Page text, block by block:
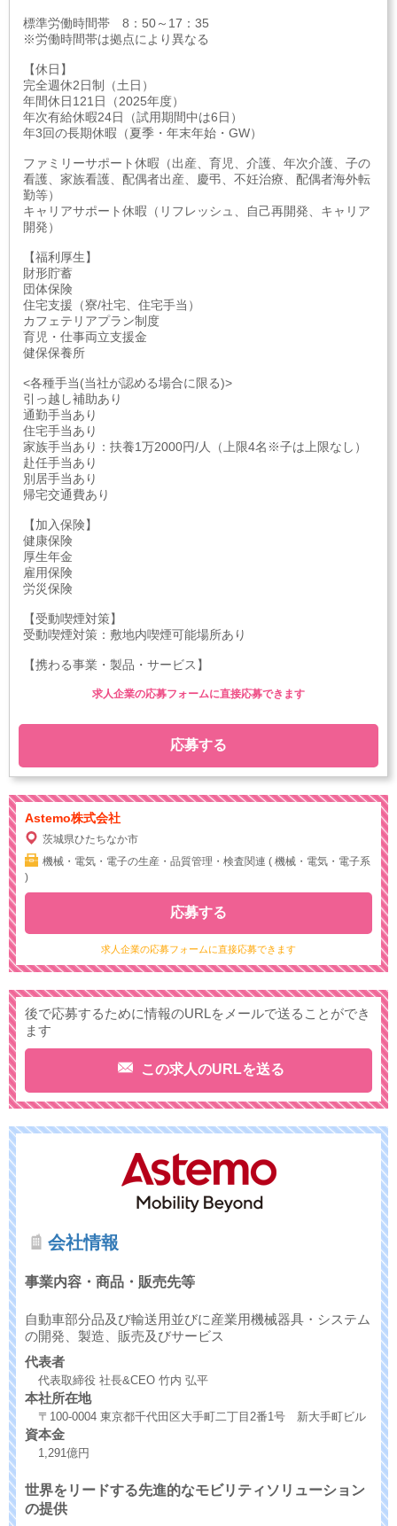
標準労働時間帯 8：50～17：35
※労働時間帯は拠点により異なる
【休日】
完全週休2日制（土日）
年間休日121日（2025年度）
年次有給休暇24日（試用期間中は6日）
年3回の長期休暇（夏季・年末年始・GW）
ファミリーサポート休暇（出産、育児、介護、年次介護、子の
看護、家族看護、配偶者出産、慶弔、不妊治療、配偶者海外転
勤等）
キャリアサポート休暇（リフレッシュ、自己再開発、キャリア
開発）
【福利厚生】
財形貯蓄
団体保険
住宅支援（寮/社宅、住宅手当）
カフェテリアプラン制度
育児・仕事両立支援金
健保保養所
<各種手当(当社が認める場合に限る)>
引っ越し補助あり
通勤手当あり
住宅手当あり
家族手当あり：扶養1万2000円/人（上限4名※子は上限なし）
赴任手当あり
別居手当あり
帰宅交通費あり
【加入保険】
健康保険
厚生年金
雇用保険
労災保険
【受動喫煙対策】
受動喫煙対策：敷地内喫煙可能場所あり
【携わる事業・製品・サービス】
応募する
求人企業の応募フォームに直接応募できます
Astemo株式会社
茨城県ひたちなか市
機械・電気・電子の生産・品質管理・検査関連 ( 機械・電気・電子系
)
求人企業の応募フォームに直接応募できます
応募する
後で応募するために情報のURLをメールで送ることができ
ます
この求人のURLを送る
会社情報
事業内容・商品・販売先等
自動車部分品及び輸送用並びに産業用機械器具・システム
の開発、製造、販売及びサービス
代表者
代表取締役 社長&CEO 竹内 弘平
本社所在地
〒100-0004 東京都千代田区大手町二丁目2番1号 新大手町ビル
資本金
1,291億円
世界をリードする先進的なモビリティソリューション
の提供